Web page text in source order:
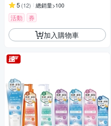
5 (12) 總銷量>100
活動 券
加入購物車